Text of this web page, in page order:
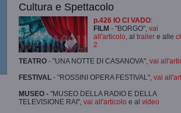
Cultura e Spettacolo
p.426 IO CI VADO:
FILM - "BORGO", vai
all'articolo , al trailer e alle
2
TEATRO - "UNA NOTTE DI CASANOVA", vai
FESTIVAL - "ROSSINI OPERA FESTIVAL", vai
MUSEO - "MUSEO DELLA RADIO E DELLA
TELEVISIONE RAI", vai all'articolo e al video